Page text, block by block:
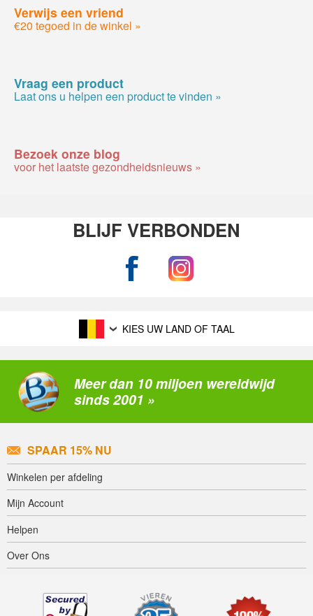
Verwijs een vriend
€20 tegoed in de winkel »
Vraag een product
Laat ons u helpen een product te vinden »
Bezoek onze blog
voor het laatste gezondheidsnieuws »
BLIJF VERBONDEN
KIES UW LAND OF TAAL
Meer dan 10 miljoen wereldwijd
sinds 2001 »
SPAAR 15% NU
Winkelen per afdeling
Mijn Account
Helpen
Over Ons